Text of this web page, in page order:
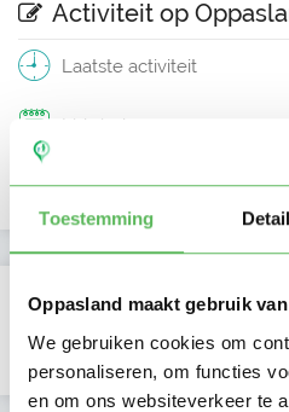
Toestemming
Oppasland maakt gebruik
We gebruiken cookies om
personaliseren, om functies
en om ons websiteverkeer te
Activiteit op
Laatste activiteit
Lid sinds
Profiel bijgewerkt
Verificaties
E-mailadres is geverifieerd